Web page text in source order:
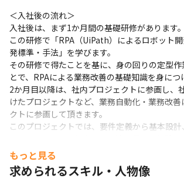
＜入社後の流れ＞
入社後は、まず1か月間の基礎研修があります。
この研修で「RPA（UiPath）によるロボット
発標準・手法」を学びます。
その研修で得たことを基に、身の回りの定型
とで、RPAによる業務改善の基礎知識を身につ
2か月目以降は、社内プロジェクトに参画し、
けたプロジェクトなど、業務自動化・業務改
クトに参画して頂きます。
このプロジェクトでは、要件定義から基本設計
発における一連のPJTの流れを理解できるよう
※3~6ヶ月ほど社内プロジェクトへ参画後は現
※入社後1か月の研修は下記の研修欄をご確認く
もっと見る
求められるスキル・人物像